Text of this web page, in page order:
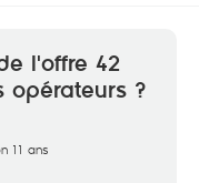
l'offre 42
opérateurs ?
11 ans